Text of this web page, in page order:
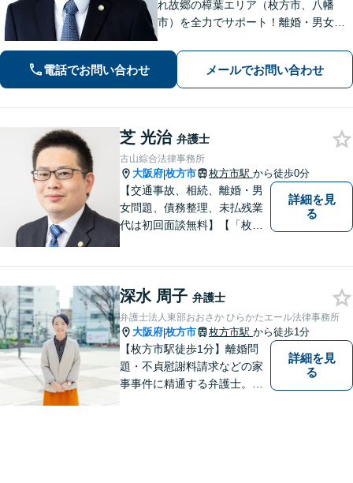
れ故郷の樟葉エリア（枚方市、八幡
市）を全力でサポート！離婚・男女問
交通事故などに注力。どんな小さなお
悩みでお気軽にご相談ください【夜
間・休日面談】【完全個室】【樟葉駅5
分】
電話でお問い合わせ メールでお問い合わせ
芝 光治 弁護士
古山綜合法律事務所
大阪府|枚方市 枚方市駅 から徒歩0分
【交通事故、相続、離婚・男
女問題、債務整理、未払残業
代は初回面談無料】【「枚方
ヒアリングし、あらゆる観点
から解決策をご提案してまい
ります。
詳細を見
る
深水 周子 弁護士
弁護士法人東部おおさか ひらかたエール法律事務所
大阪府|枚方市 枚方市駅 から徒歩1分
【枚方市駅徒歩1分】離婚問
題・不貞慰謝料請求などの家
事事件に精通する弁護士。依
詳細を見
る